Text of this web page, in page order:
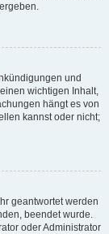
und
wichtigen Inhalt,
hängt es von
kannst oder nicht;
geantwortet werden
beendet wurde.
oder Administrator